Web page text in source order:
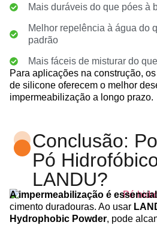
Mais duráveis do que póes à
Melhor repelência à água do
padrão
Mais fáceis de misturar do
Para aplicações na construção,
de silicone oferecem o melhor
impermeabilização a longo prazo.
Conclusão:
Pó
LANDU?
A impermeabilização é essencial
cimento duradouras. Ao usar
Hydrophobic Powder, pode